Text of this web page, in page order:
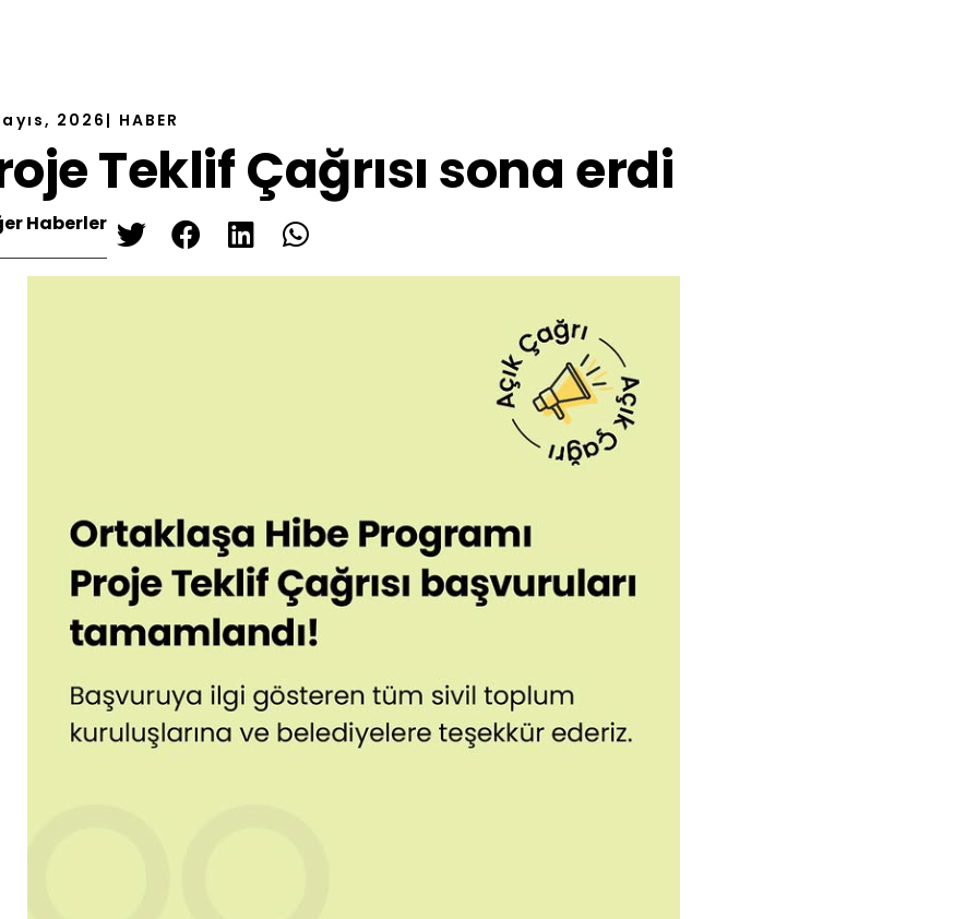
2026 | HABER
Teklif Çağrısı sona erdi
Haberler